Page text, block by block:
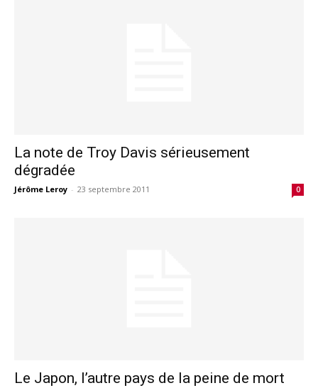
La note de Troy Davis sérieusement
dégradée
Jérôme Leroy - 23 septembre 2011 0
Le Japon, l’autre pays de la peine de mort